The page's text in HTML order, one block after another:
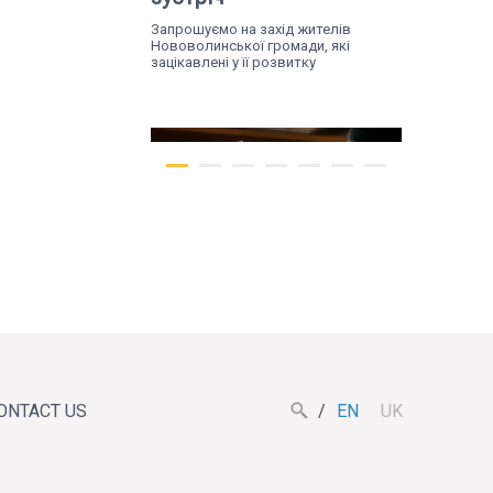
Запрошуємо на захід жителів
Нововолинської громади, які
зацікавлені у її розвитку
запрошують на
діалогову зустріч, щоб
US EN UK